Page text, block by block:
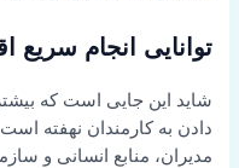
توانایی انجام سریع
شاید این جایی است که
دادن به کارمندان نهفته
مدیران، منابع انسانی و